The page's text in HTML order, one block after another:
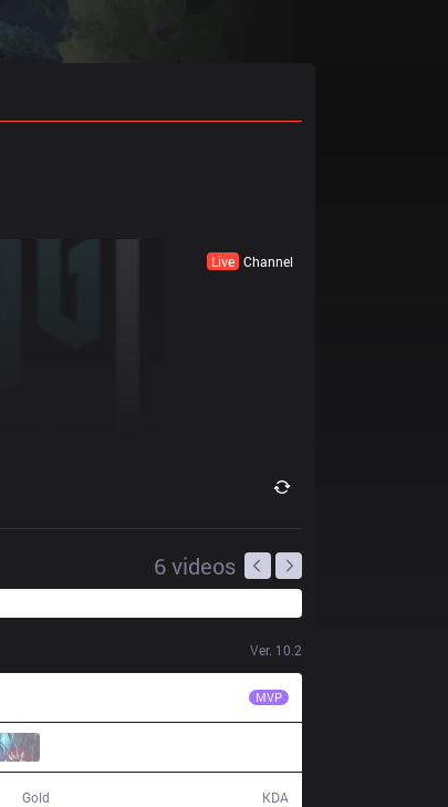
Live Channel
6videos
Ver. 10.2
MVP
Gold KDA